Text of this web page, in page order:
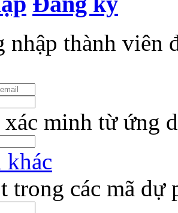
nhập thành viên
xác minh từ ứng
khác
trong các mã dự